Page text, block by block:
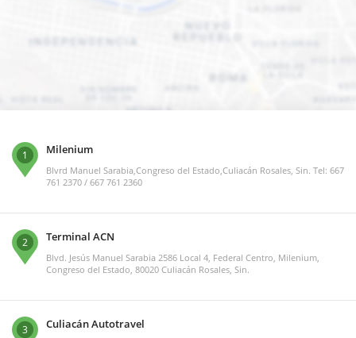
1 Milenium
Blvrd Manuel Sarabia,Congreso del Estado,Culiacán Rosales, Sin. Tel: 667
761 2370 / 667 761 2360
2 Terminal ACN
Blvd. Jesús Manuel Sarabia 2586 Local 4, Federal Centro, Milenium,
Congreso del Estado, 80020 Culiacán Rosales, Sin.
3 Culiacán Autotravel